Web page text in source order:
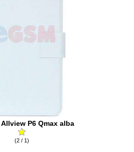
P6 Qmax alba
(2 / 1)